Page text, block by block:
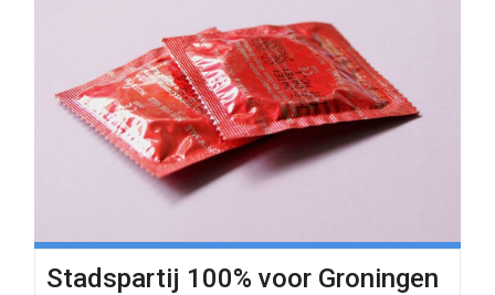
Stadspartij 100% voor Groningen